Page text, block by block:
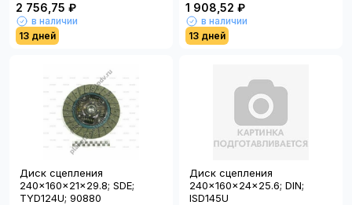
2 756,75 ₽
в наличии
13 дней
1 908,52 ₽
в наличии
13 дней
Диск сцепления
240x160x21x29.8; SDE;
TYD124U; 90880
Диск сцепления
240x160x24x25.6; DIN;
ISD145U